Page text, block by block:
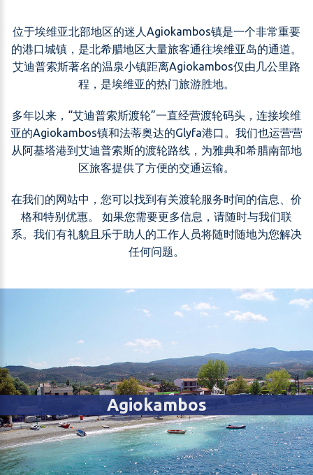
位于埃维亚北部地区的迷人Agiokambos镇是一个非常重要
的港口城镇，是北希腊地区大量旅客通往埃维亚岛的通道。
艾迪普索斯著名的温泉小镇距离Agiokambos仅由几公里路
程，是埃维亚的热门旅游胜地。
多年以来，“艾迪普索斯渡轮”一直经营渡轮码头，连接埃维
亚的Agiokambos镇和法蒂奥达的Glyfa港口。我们也运营营
从阿基塔港到艾迪普索斯的渡轮路线，为雅典和希腊南部地
区旅客提供了方便的交通运输。
在我们的网站中，您可以找到有关渡轮服务时间的信息、价
格和特别优惠。 如果您需要更多信息，请随时与我们联
系。我们有礼貌且乐于助人的工作人员将随时随地为您解决
任何问题。
Agiokambos